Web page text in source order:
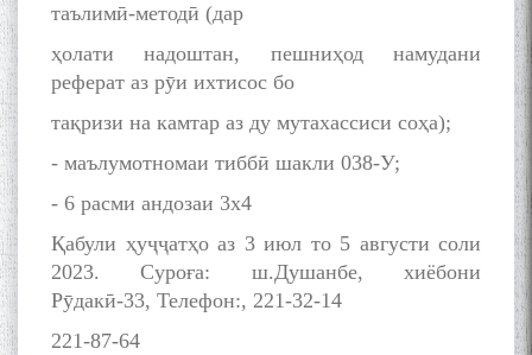
таълимӣ-методӣ (дар
ҳолати надоштан, пешниҳод намудани
реферат аз рӯи ихтисос бо
тақризи на камтар аз ду мутахассиси соҳа);
- маълумотномаи тиббӣ шакли 038-У;
- 6 расми андозаи 3х4
Қабули ҳуҷҷатҳо аз 3 июл то 5 августи соли
2023. Суроға: ш.Душанбе, хиёбони
Рӯдакӣ-33, Телефон:, 221-32-14
221-87-64
به عبارت دیگر: گفتگو با مومن
Сухбати навқаламон бо
Муъмин Қаноат\Meeting of